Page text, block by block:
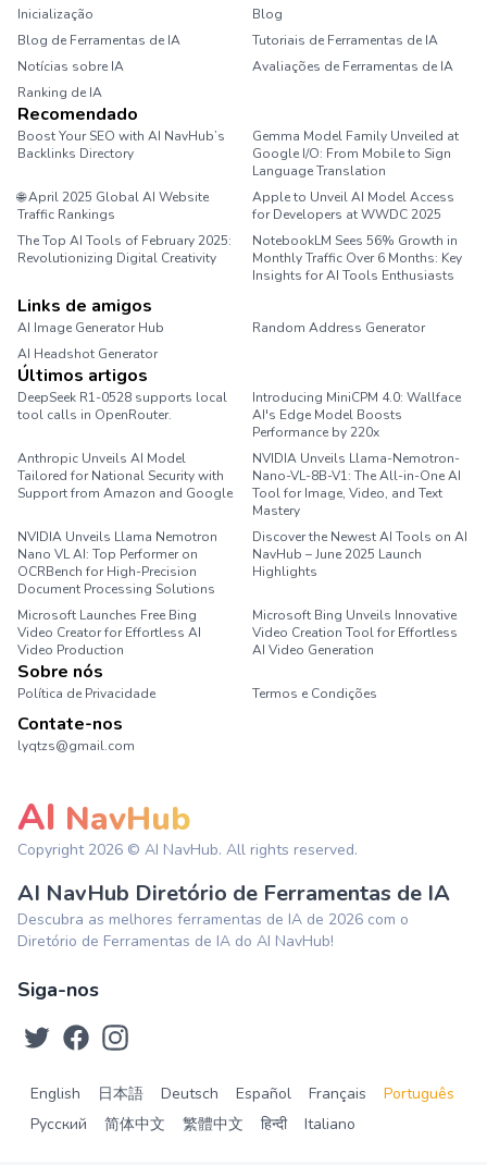
Inicialização
Blog
Blog de Ferramentas de IA
Tutoriais de Ferramentas de IA
Notícias sobre IA
Avaliações de Ferramentas de IA
Ranking de IA
Recomendado
Boost Your SEO with AI NavHub’s
Backlinks Directory
Gemma Model Family Unveiled at
Google I/O: From Mobile to Sign
Language Translation
🌐 April 2025 Global AI Website
Traffic Rankings
Apple to Unveil AI Model Access
for Developers at WWDC 2025
The Top AI Tools of February 2025:
Revolutionizing Digital Creativity
NotebookLM Sees 56% Growth in
Monthly Traffic Over 6 Months: Key
Insights for AI Tools Enthusiasts
Links de amigos
AI Image Generator Hub
Random Address Generator
AI Headshot Generator
Últimos artigos
DeepSeek R1-0528 supports local
tool calls in OpenRouter.
Introducing MiniCPM 4.0: Wallface
AI's Edge Model Boosts
Performance by 220x
Anthropic Unveils AI Model
Tailored for National Security with
Support from Amazon and Google
NVIDIA Unveils Llama-Nemotron-
Nano-VL-8B-V1: The All-in-One AI
Tool for Image, Video, and Text
Mastery
NVIDIA Unveils Llama Nemotron
Nano VL AI: Top Performer on
OCRBench for High-Precision
Document Processing Solutions
Discover the Newest AI Tools on AI
NavHub – June 2025 Launch
Highlights
Microsoft Launches Free Bing
Video Creator for Effortless AI
Video Production
Microsoft Bing Unveils Innovative
Video Creation Tool for Effortless
AI Video Generation
Sobre nós
Política de Privacidade Termos e Condições
Contate-nos
lyqtzs@gmail.com
AI NavHub
Copyright 2026 © AI NavHub. All rights reserved.
AI NavHub Diretório de Ferramentas de IA
Descubra as melhores ferramentas de IA de 2026 com o
Diretório de Ferramentas de IA do AI NavHub!
Siga-nos
English 日本語 Deutsch Español Français
Português
Русский
简体中文 繁體中文 हिन्दी Italiano